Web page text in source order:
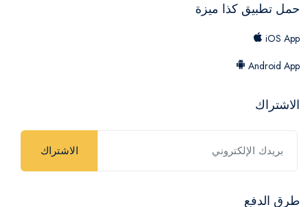
حمل تطبيق كذا ميزة
iOS App
Android App
الاشتراك
الاشتراك
طرق الدفع